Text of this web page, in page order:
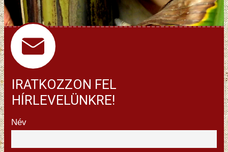
IRATKOZZON FEL
HÍRLEVELÜNKRE!
Név